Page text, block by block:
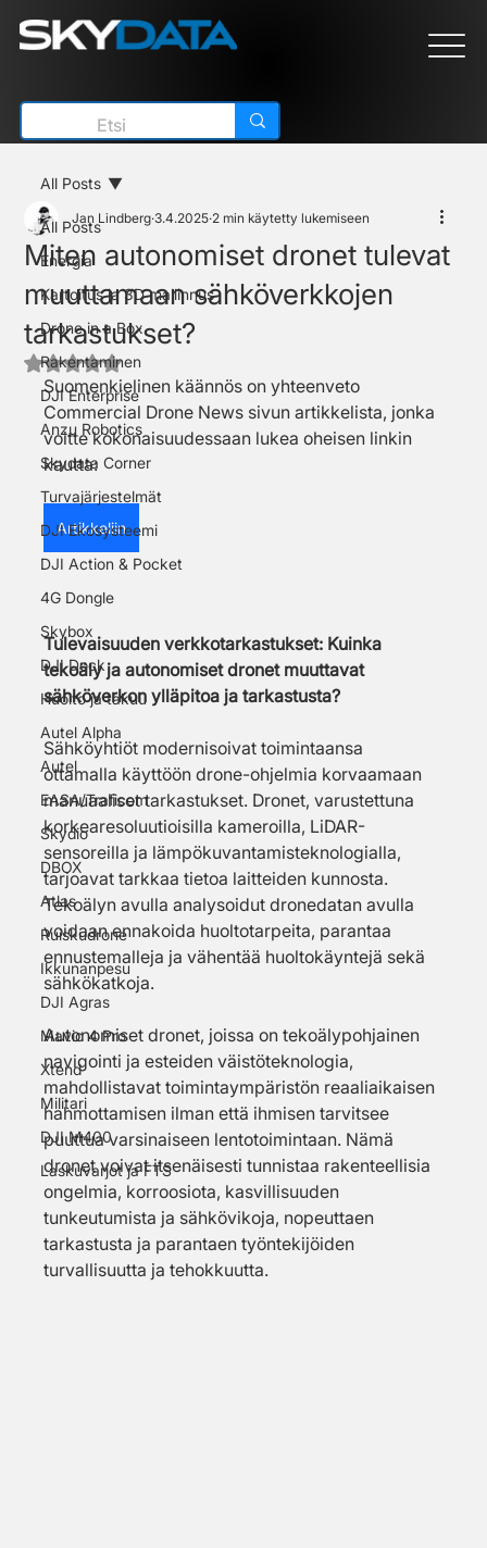
All Posts
Energia
Kartoitus ja 3D mallinnus
Drone in a Box
Rakentaminen
DJI Enterprise
Anzu Robotics
Skydata Corner
Turvajärjestelmät
DJI Ekosysteemi
DJI Action & Pocket
4G Dongle
Skybox
DJI Dock
Huolto ja takuu
Autel Alpha
Autel
EASA/Traficom
Skydio
DBOX
Atlas
Ruiskudrone
Ikkunanpesu
DJI Agras
Mavic 4 Pro
Xtend
Militari
DJI M400
Laskuvarjot ja FTS
All Posts
Miten autonomiset dronet tulevat
muuttamaan sähköverkkojen
tarkastukset?
Jan Lindberg 3.4.2025 2 min käytetty lukemiseen
Arvostelun tähtimäärä: epäluku/5
Suomenkielinen käännös on yhteenveto
Commercial Drone News sivun artikkelista, jonka
voitte kokonaisuudessaan lukea oheisen linkin
kautta:
Artikkeliin
Tulevaisuuden verkkotarkastukset: Kuinka
tekoäly ja autonomiset dronet muuttavat
sähköverkon ylläpitoa ja tarkastusta?
Sähköyhtiöt modernisoivat toimintaansa
ottamalla käyttöön drone-ohjelmia korvaamaan
manuaaliset tarkastukset. Dronet, varustettuna
korkearesoluutioisilla kameroilla, LiDAR-
sensoreilla ja lämpökuvantamisteknologialla,
tarjoavat tarkkaa tietoa laitteiden kunnosta.
Tekoälyn avulla analysoidut dronedatan avulla
voidaan ennakoida huoltotarpeita, parantaa
ennustemalleja ja vähentää huoltokäyntejä sekä
sähkökatkoja.
Autonomiset dronet, joissa on tekoälypohjainen
navigointi ja esteiden väistöteknologia,
mahdollistavat toimintaympäristön reaaliaikaisen
hahmottamisen ilman että ihmisen tarvitsee
puuttua varsinaiseen lentotoimintaan. Nämä
dronet voivat itsenäisesti tunnistaa rakenteellisia
ongelmia, korroosiota, kasvillisuuden
tunkeutumista ja sähkövikoja, nopeuttaen
tarkastusta ja parantaen työntekijöiden
turvallisuutta ja tehokkuutta.